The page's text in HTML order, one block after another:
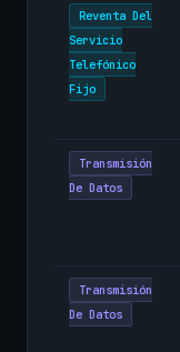
Reventa Del
Servicio
Telefónico
Fijo
Transmisión
De Datos
Transmisión
De Datos